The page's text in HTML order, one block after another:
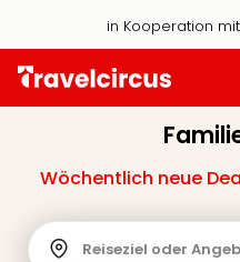
in Kooperation mit
Wöchentlich neue
Reiseziel oder